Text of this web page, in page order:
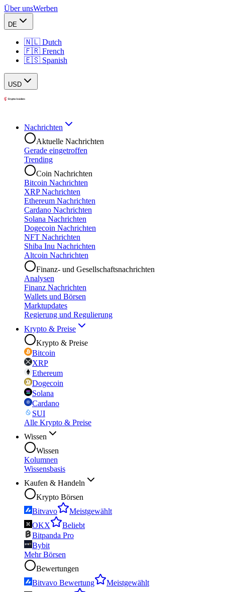
Über unsWerben
DE
🇳🇱 Dutch
🇫🇷 French
🇪🇸 Spanish
USD
Nachrichten
Aktuelle Nachrichten
Gerade eingetroffen
Trending
Coin Nachrichten
Bitcoin Nachrichten
XRP Nachrichten
Ethereum Nachrichten
Cardano Nachrichten
Solana Nachrichten
Dogecoin Nachrichten
NFT Nachrichten
Shiba Inu Nachrichten
Altcoin Nachrichten
Finanz- und Gesellschaftsnachrichten
Analysen
Finanz Nachrichten
Wallets und Börsen
Marktupdates
Regierung und Regulierung
Krypto & Preise
Krypto & Preise
Bitcoin
XRP
Ethereum
Dogecoin
Solana
Cardano
SUI
Alle Krypto & Preise
Wissen
Wissen
Kolumnen
Wissensbasis
Kaufen & Handeln
Krypto Börsen
Bitvavo
Meistgewählt
OKX
Beliebt
Bitpanda Pro
Bybit
Mehr Börsen
Bewertungen
Bitvavo Bewertung
Meistgewählt